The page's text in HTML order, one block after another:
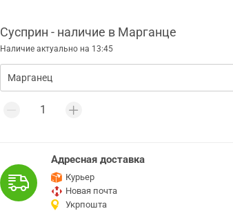
Сусприн - наличие в Марганце
Наличие актуально на 13:45
Адресная доставка
Курьер
Новая почта
Укрпошта